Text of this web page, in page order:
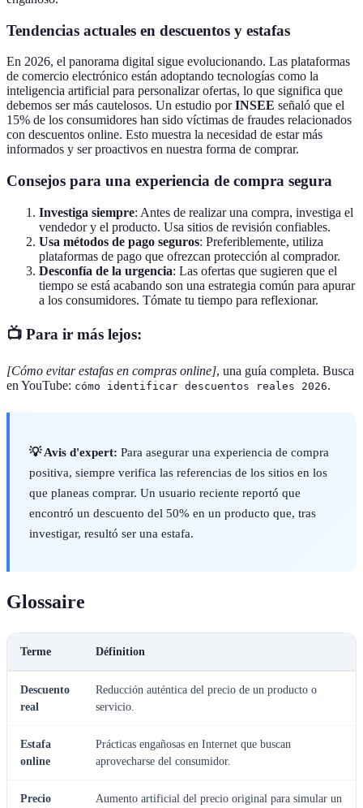
Tendencias actuales en descuentos y estafas
En 2026, el panorama digital sigue evolucionando. Las plataformas
de comercio electrónico están adoptando tecnologías como la
inteligencia artificial para personalizar ofertas, lo que significa que
debemos ser más cautelosos. Un estudio porINSEE señaló que el
15% de los consumidores han sido víctimas de fraudes relacionados
con descuentos online. Esto muestra la necesidad de estar más
informados y ser proactivos en nuestra forma de comprar.
Consejos para una experiencia de compra segura
Investiga siempre: Antes de realizar una compra, investiga el
vendedor y el producto. Usa sitios de revisión confiables.
Usa métodos de pago seguros: Preferiblemente, utiliza
plataformas de pago que ofrezcan protección al comprador.
Desconfía de la urgencia: Las ofertas que sugieren que el
tiempo se está acabando son una estrategia común para apurar
a los consumidores. Tómate tu tiempo para reflexionar.
📺 Para ir más lejos:
[Cómo evitar estafas en compras online], una guía completa. Busca
en YouTube: cómo identificar descuentos reales 2026.
💡 Avis d'expert: Para asegurar una experiencia de compra
positiva, siempre verifica las referencias de los sitios en los
que planeas comprar. Un usuario reciente reportó que
encontró un descuento del 50% en un producto que, tras
investigar, resultó ser una estafa.
Glossaire
Terme Définition
Descuento
real
Reducción auténtica del precio de un producto o
servicio.
Estafa
online
Prácticas engañosas en Internet que buscan
aprovecharse del consumidor.
Precio
Aumento artificial del precio original para simular un